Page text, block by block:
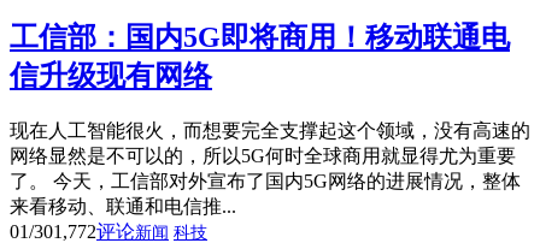
工信部：国内5G即将商用！移动联通电
信升级现有网络
现在人工智能很火，而想要完全支撑起这个领域，没有高速的
网络显然是不可以的，所以5G何时全球商用就显得尤为重要
了。 今天，工信部对外宣布了国内5G网络的进展情况，整体
来看移动、联通和电信推...
01/301,772评论新闻 科技